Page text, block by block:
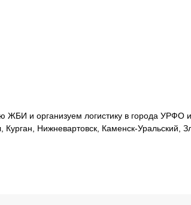
ЖБИ и организуем логистику в города УРФО
Курган, Нижневартовск, Каменск-